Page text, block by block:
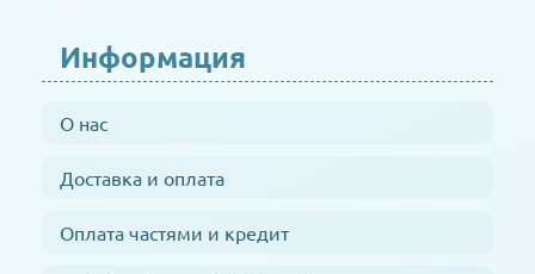
Информация
О нас
Доставка и оплата
Оплата частями и кредит